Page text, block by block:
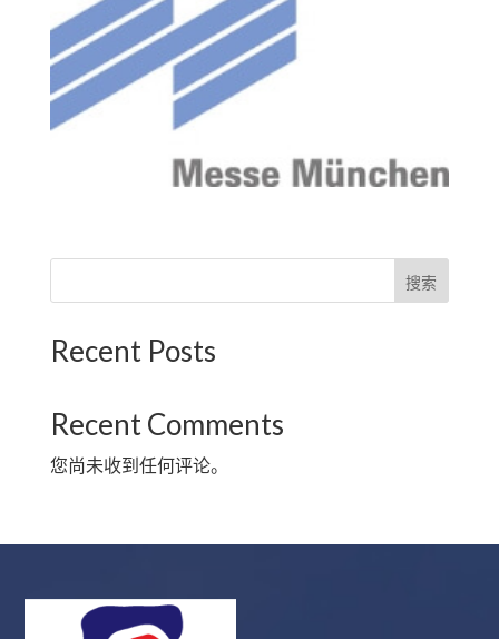
搜索
Recent Posts
Recent Comments
您尚未收到任何评论。